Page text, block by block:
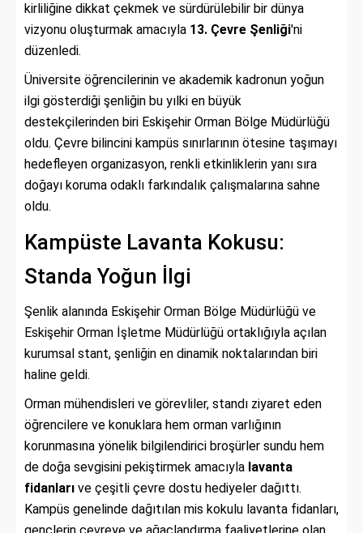
kirliliğine dikkat çekmek ve sürdürülebilir bir dünya
vizyonu oluşturmak amacıyla 13. Çevre Şenliği'ni
düzenledi.
Üniversite öğrencilerinin ve akademik kadronun yoğun
ilgi gösterdiği şenliğin bu yılki en büyük
destekçilerinden biri Eskişehir Orman Bölge Müdürlüğü
oldu. Çevre bilincini kampüs sınırlarının ötesine taşımayı
hedefleyen organizasyon, renkli etkinliklerin yanı sıra
doğayı koruma odaklı farkındalık çalışmalarına sahne
oldu.
Kampüste Lavanta Kokusu:
Standa Yoğun İlgi
Şenlik alanında Eskişehir Orman Bölge Müdürlüğü ve
Eskişehir Orman İşletme Müdürlüğü ortaklığıyla açılan
kurumsal stant, şenliğin en dinamik noktalarından biri
haline geldi.
Orman mühendisleri ve görevliler, standı ziyaret eden
öğrencilere ve konuklara hem orman varlığının
korunmasına yönelik bilgilendirici broşürler sundu hem
de doğa sevgisini pekiştirmek amacıyla lavanta
fidanları ve çeşitli çevre dostu hediyeler dağıttı.
Kampüs genelinde dağıtılan mis kokulu lavanta fidanları,